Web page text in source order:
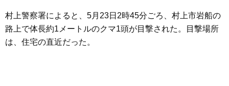
村上警察署によると、5月23日2時45分ごろ、村上市岩船の
路上で体長約1メートルのクマ1頭が目撃された。目撃場所
は、住宅の直近だった。